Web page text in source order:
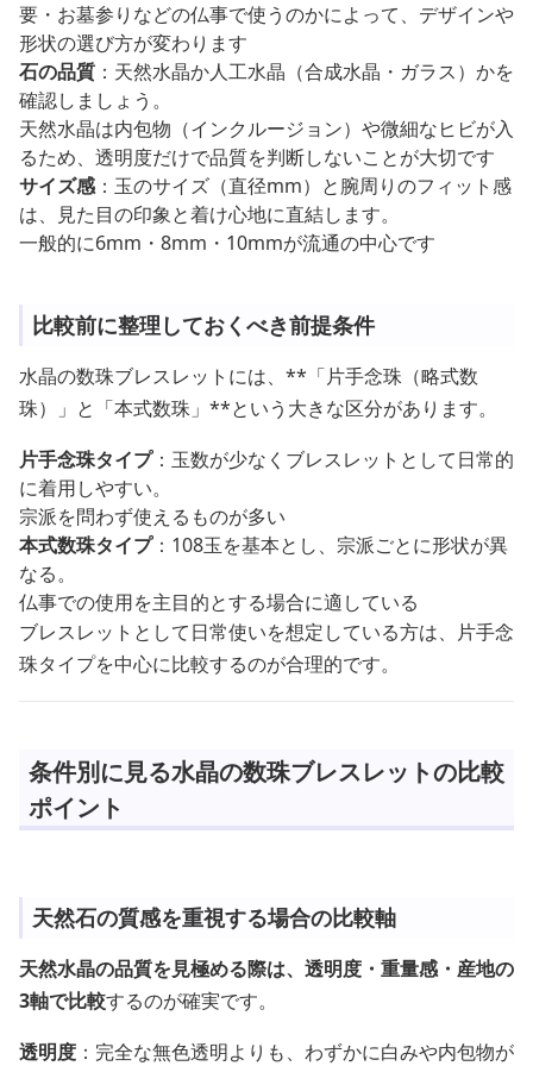
要・お墓参りなどの仏事で使うのかによって、デザインや
形状の選び方が変わります
石の品質 ：天然水晶か人工水晶（合成水晶・ガラス）かを
確認しましょう。
天然水晶は内包物（インクルージョン）や微細なヒビが入
るため、透明度だけで品質を判断しないことが大切です
サイズ感：玉のサイズ（直径mm）と腕周りのフィット感
は、見た目の印象と着け心地に直結します。
一般的に6mm・8mm・10mmが流通の中心です
比較前に整理しておくべき前提条件
水晶の数珠ブレスレットには、**「片手念珠（略式数
珠）」と「本式数珠」**という大きな区分があります。
片手念珠タイプ：玉数が少なくブレスレットとして日常的
に着用しやすい。
宗派を問わず使えるものが多い
本式数珠タイプ：108玉を基本とし、宗派ごとに形状が異
なる。
仏事での使用を主目的とする場合に適している
ブレスレットとして日常使いを想定している方は、片手念
珠タイプを中心に比較するのが合理的です。
条件別に見る水晶の数珠ブレスレットの比較
ポイント
天然石の質感を重視する場合の比較軸
天然水晶の品質を見極める際は、透明度・重量感・産地の
3軸で比較するのが確実です。
透明度 ：完全な無色透明よりも、わずかに白みや内包物が